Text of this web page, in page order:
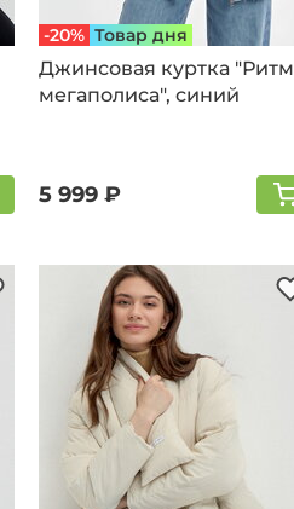
-20% Товар дня
Джинсовая куртка "Ритм
мегаполиса", cиний
5 999 ₽